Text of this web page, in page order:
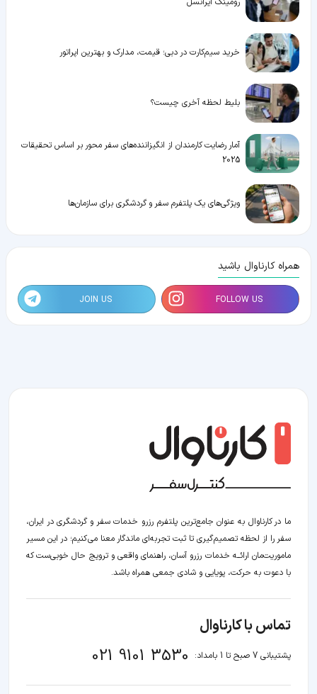
خرید سیم‌کارت در دبی؛ قیمت، مدارک و بهترین اپراتور
بلیط لحظه آخری چیست؟
آمار رضایت کارمندان از انگیزاننده‌های سفر محور بر اساس تحقیقات
2025
ویژگی‌های یک پلتفرم سفر و گردشگری برای سازمان‌ها
همراه کارناوال باشید
FOLLOW US
JOIN US
ما در کارناوال به عنوان جامع‌ترین پلتفرم رزرو خدمات سفر و گردشگری در ایران،
سفر را از لحظه‌ تصمیم‌گیری تا ثبت تجربه‌ای ماندگار معنا می‌کنیم؛ در این مسیر‍
ماموریت‌مان اراﺋــﻪ خدمات رزرو آسان، راهنمای واقعی و ترویج حال خوبی‌ست که
با دعوت به حرکت، پویایی و شادی جمعی همراه باشد.
تماس با کارناوال
پشتیبانی 7 صبح تا 1 بامداد: 021 9101 3530